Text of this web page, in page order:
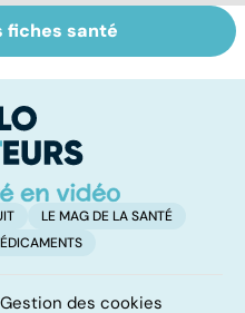
Staphylocoque
doré : une
surveillance
fiches santé
LE MAG DE LA SANTÉ
Gestion des cookies